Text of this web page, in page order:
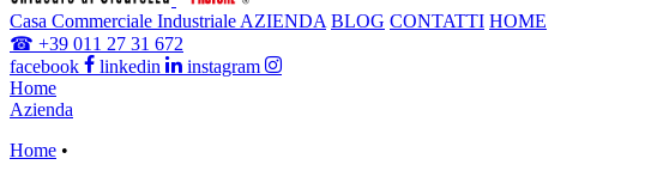
Casa Commerciale Industriale AZIENDA BLOG CONTATTI HOME
☎ +39 011 27 31 672
facebook
linkedin
instagram
Home
Azienda
Home •